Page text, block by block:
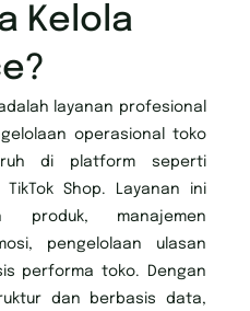
Kelola
layanan profesional
operasional toko
di platform seperti
Shop. Layanan ini
produk, manajemen
pengelolaan ulasan
performa toko. Dengan
dan berbasis data,